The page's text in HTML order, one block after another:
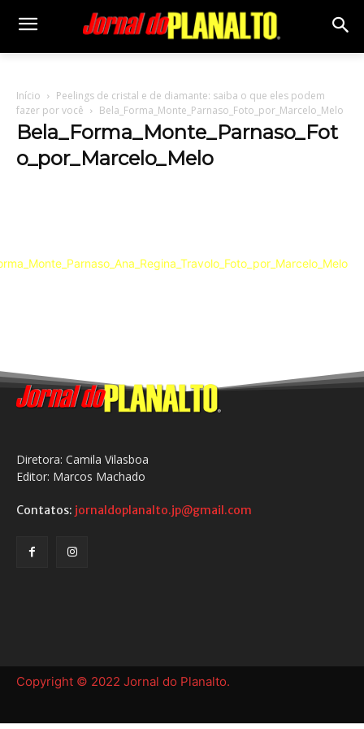
Início
Peelings de cristal e de diamante: saiba o que eles podem
fazer por você
Bela_Forma_Monte_Parnaso_Foto_por_Marcelo_Melo
Bela_Forma_Monte_Parnaso_Fot
o_por_Marcelo_Melo
Diretora: Camila Vilasboa
Editor: Marcos Machado
Contatos: jornaldoplanalto.jp@gmail.com
Copyright © 2022 Jornal do Planalto.